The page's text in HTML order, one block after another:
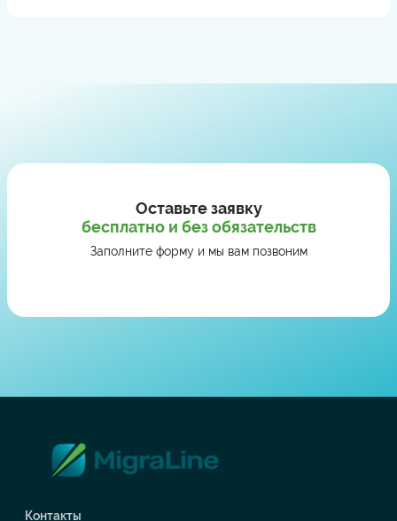
Оставьте заявку
бесплатно и без обязательств
Заполните форму и мы вам позвоним
Контакты